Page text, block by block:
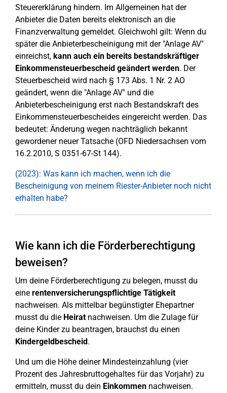
Steuererklärung hindern. Im Allgemeinen hat der
Anbieter die Daten bereits elektronisch an die
Finanzverwaltung gemeldet. Gleichwohl gilt: Wenn du
später die Anbieterbescheinigung mit der "Anlage AV"
einreichst, kann auch ein bereits bestandskräftiger
Einkommensteuerbescheid geändert werden. Der
Steuerbescheid wird nach § 173 Abs. 1 Nr. 2 AO
geändert, wenn die "Anlage AV" und die
Anbieterbescheinigung erst nach Bestandskraft des
Einkommensteuerbescheides eingereicht werden. Das
bedeutet: Änderung wegen nachträglich bekannt
gewordener neuer Tatsache (OFD Niedersachsen vom
16.2.2010, S 0351-67-St 144).
(2023): Was kann ich machen, wenn ich die
Bescheinigung von meinem Riester-Anbieter noch nicht
erhalten habe?
Wie kann ich die Förderberechtigung
beweisen?
Um deine Förderberechtigung zu belegen, musst du
eine rentenversicherungspflichtige Tätigkeit
nachweisen. Als mittelbar begünstigter Ehepartner
musst du die Heiratnachweisen. Um die Zulage für
deine Kinder zu beantragen, brauchst du einen
Kindergeldbescheid.
Und um die Höhe deiner Mindesteinzahlung (vier
Prozent des Jahresbruttogehaltes für das Vorjahr) zu
ermitteln, musst du dein Einkommen nachweisen.